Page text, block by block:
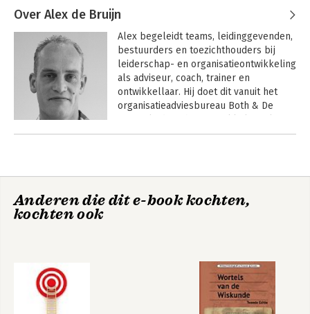
profitsector. Hij studeerde
Organisatiewetenschappen aan de
Universiteit Utrecht en schreef - alleen
of met anderen - een aantal boeken
over leiderschap.
leiderschap!
Over Alex de Bruijn
Alex begeleidt teams, leidinggevenden,
bestuurders en toezichthouders bij
leiderschap- en organisatieontwikkeling
als adviseur, coach, trainer en
ontwikkellaar. Hij doet dit vanuit het
organisatieadviesbureau Both & De
met name werkzaam in de onderwijs-
directeur en directeur op diverse
bij Driestar educatief in Gouda. Alex
Anderen die dit e-book kochten,
kochten ook